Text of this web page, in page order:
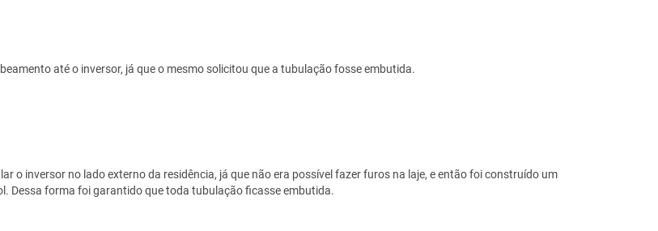
até o inversor, já que o mesmo solicitou que a tubulação fosse embutida.
o inversor no lado externo da residência, já que não era possível fazer furos na laje, e então foi construído um
Dessa forma foi garantido que toda tubulação ficasse embutida.